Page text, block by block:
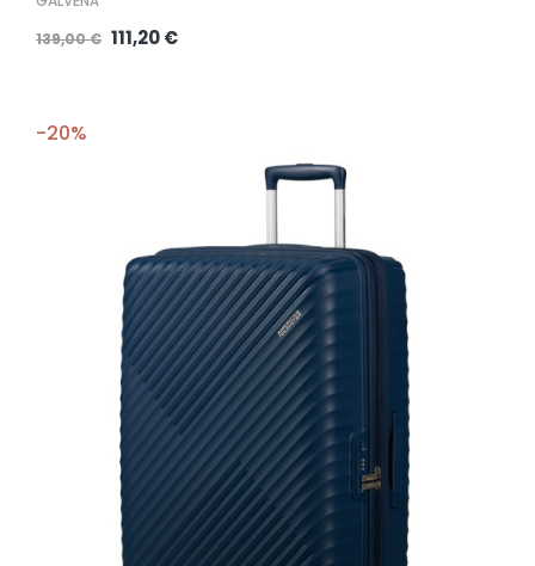
139,00 € 111,20 €
-20%